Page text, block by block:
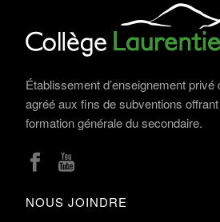
Établissement d’enseignement
agréé aux fins de subventions
formation générale du secondaire.
NOUS JOINDRE